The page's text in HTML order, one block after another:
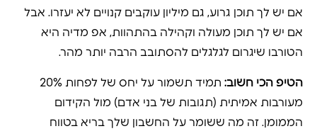
אם יש לך תוכן גרוע, גם מיליון עוקבים קנויים לא יעזרו. אבל
אם יש לך תוכן מעולה וקהילה בהתהוות, אפ מדיה היא
הטורבו שיגרום לגלגלים להסתובב הרבה יותר מהר.
הטיפ הכי חשוב:
תמיד תשמור על יחס של לפחות 20%
מעורבות אמיתית (תגובות של בני אדם) מול הקידום
הממומן. זה מה ששומר על החשבון שלך בריא בטווח